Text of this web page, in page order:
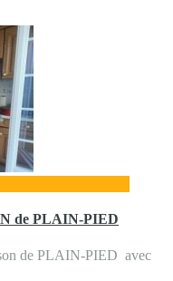
de PLAIN-PIED
de PLAIN-PIED avec